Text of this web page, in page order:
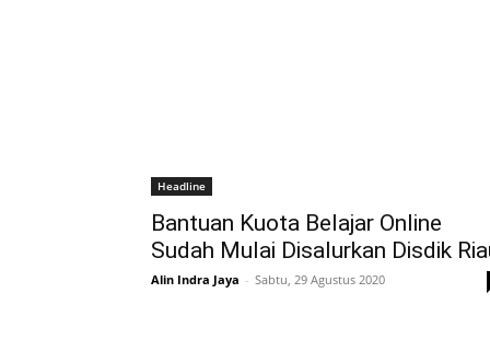
Headline
Bantuan Kuota Belajar Online
Sudah Mulai Disalurkan Disdik
Alin Indra Jaya - Sabtu, 29 Agustus 2020